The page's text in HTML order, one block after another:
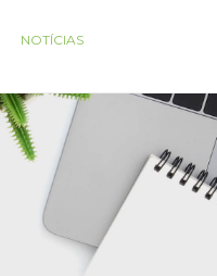
NOTÍCIAS